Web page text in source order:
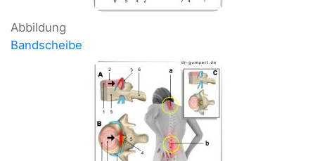
Abbildung
Bandscheibe